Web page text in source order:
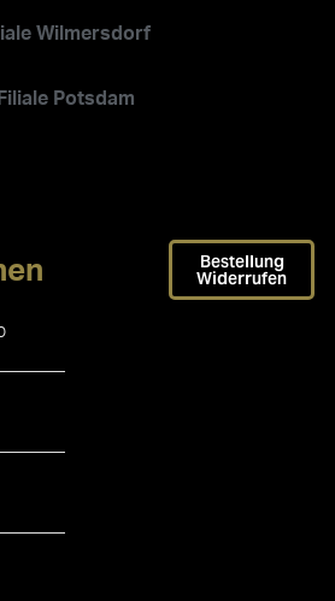
Wilmersdorf
Filiale Potsdam
Bestellung
Widerrufen